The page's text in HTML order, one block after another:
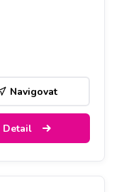
Navigovat
Detail